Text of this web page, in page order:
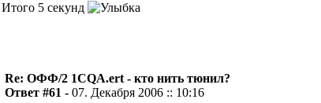
Итого 5 секунд
Re: ОФФ/2 1CQA.ert - кто нить тюнил?
Ответ #61 - 07. Декабря 2006 :: 10:16